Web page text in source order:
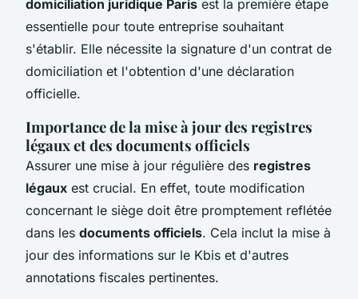
domiciliation juridique Paris est la première étape
essentielle pour toute entreprise souhaitant
s'établir. Elle nécessite la signature d'un contrat de
domiciliation et l'obtention d'une déclaration
officielle.
Importance de la mise à jour des registres
légaux et des documents officiels
Assurer une mise à jour régulière des registres
légaux est crucial. En effet, toute modification
concernant le siège doit être promptement reflétée
dans les documents officiels. Cela inclut la mise à
jour des informations sur le Kbis et d'autres
annotations fiscales pertinentes.